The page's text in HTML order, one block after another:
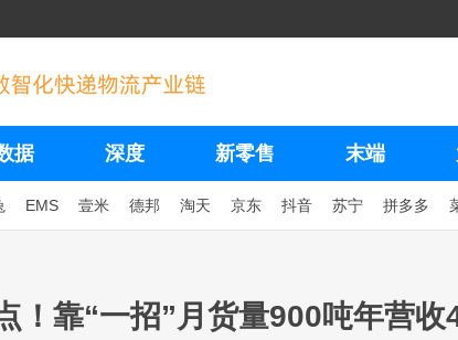
据 深度 新零售 末端
EMS 壹米 德邦 淘天 京东 抖音 苏宁 拼多多
！靠“一招”月货量900吨年营收